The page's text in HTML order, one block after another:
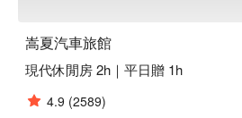
嵩夏汽車旅館
現代休閒房 2h｜平日贈 1h
4.9 (2589)